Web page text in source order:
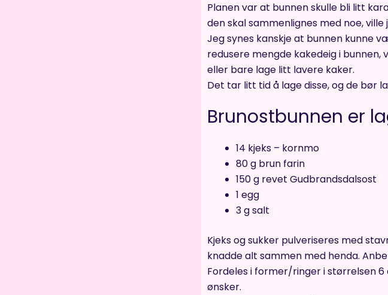
Planen var at bunnen skulle bli litt
den skal sammenlignes med noe,
Jeg synes kanskje at bunnen kunne
redusere mengde kakedeig i
eller bare lage litt lavere kaker.
Det tar litt tid å lage disse, og de bør
Brunostbunnen er
14 kjeks – kornmo
80 g brun farin
150 g revet Gudbrandsdalsost
1 egg
3 g salt
Kjeks og sukker pulveriseres med
knadde alt sammen med henda.
Fordeles i former/ringer i størrelsen
ønsker.